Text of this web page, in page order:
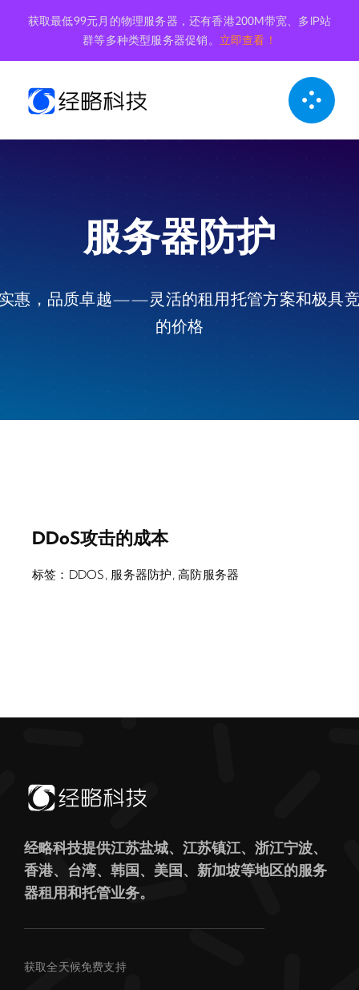
内
获取最低99元月的物理服务器，还有香港200M带宽、多IP站
群等多种类型服务器促销。 立即查看！
服务器防护
惠，品质卓越——灵活的租用托管方案和极具
的价格
DDoS攻击的成本
标签： DDOS, 服务器防护,高防服务器
经略科技提供江苏盐城、江苏镇江、浙江宁波、
香港、台湾、韩国、美国、新加坡等地区的服务
器租用和托管业务。
获取全天候免费支持